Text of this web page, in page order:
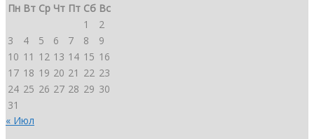
Пн Вт Ср Чт Пт Сб Вс
1
2
3
4 5 6 7 8
9
10 11 12 13 14 15 16
17 18 19 20 21 22 23
24 25 26 27 28 29 30
31
« Июл